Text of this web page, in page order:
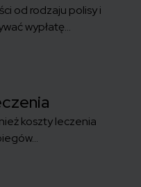
od rodzaju polisy i
wypłatę...
koszty leczenia